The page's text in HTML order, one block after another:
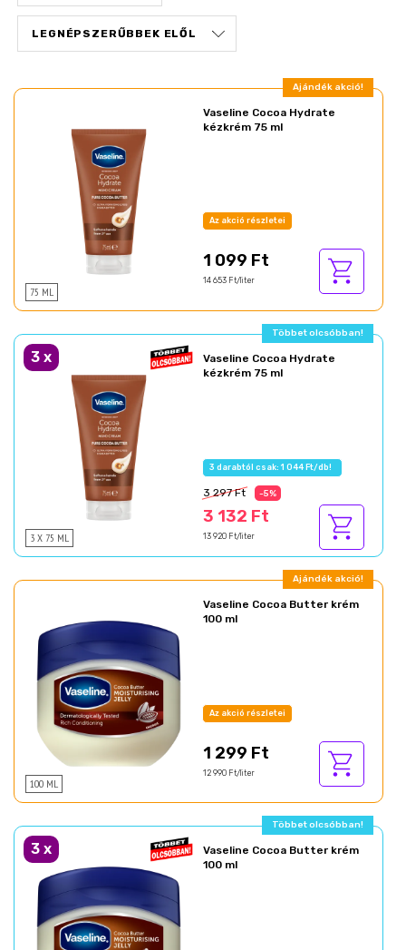
Ajándék akció!
75 ML
Vaseline Cocoa Hydrate
kézkrém 75 ml
Az akció részletei
1 099 Ft
14 653 Ft/liter
Többet olcsóbban!
3 x
3 X 75 ML
Vaseline Cocoa Hydrate
kézkrém 75 ml
3 darabtól csak: 1 044 Ft/db!
3 297 Ft -5%
3 132 Ft
13 920 Ft/liter
Ajándék akció!
100 ML
Vaseline Cocoa Butter krém
100 ml
Az akció részletei
1 299 Ft
12 990 Ft/liter
Többet olcsóbban!
3 x
Vaseline Cocoa Butter krém
100 ml